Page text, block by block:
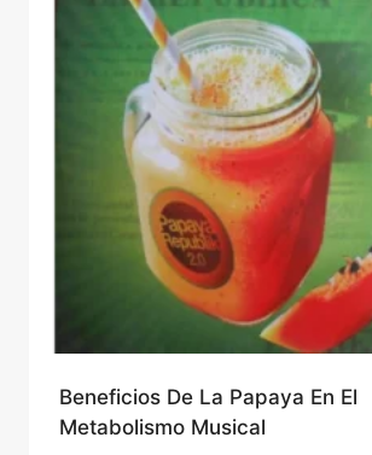
Beneficios De La Papaya En El
Metabolismo Musical